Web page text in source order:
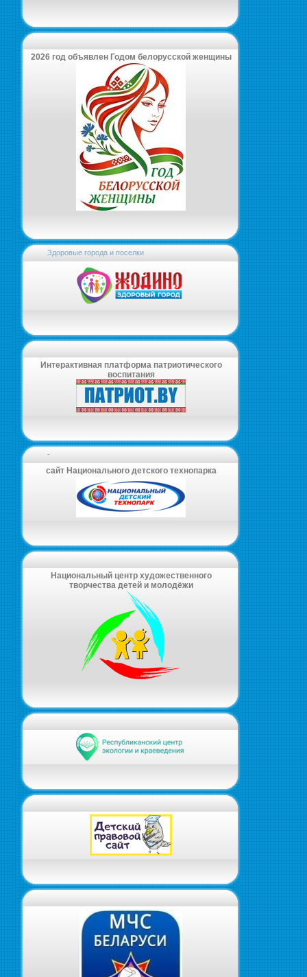
2026 год объявлен Годом белорусской женщины
Здоровые города и поселки
Интерактивная платформа патриотического
воспитания
-
сайт Национального детского технопарка
Национальный центр художественного
творчества детей и молодёжи